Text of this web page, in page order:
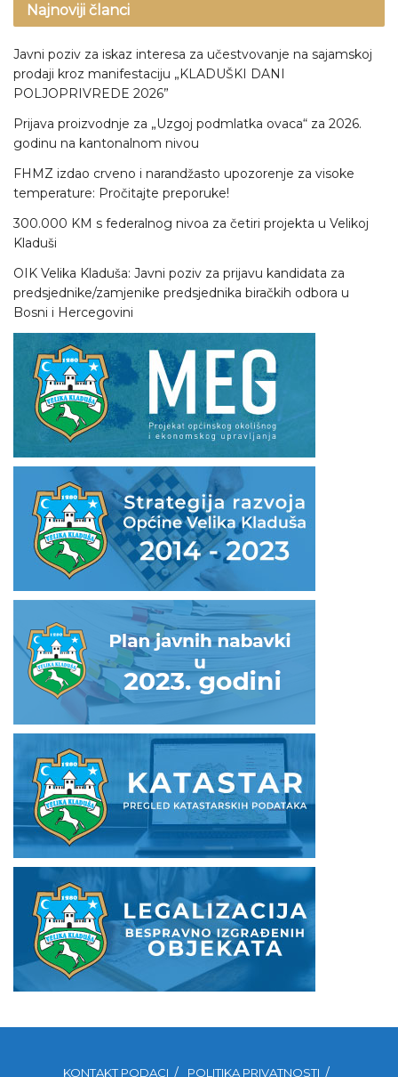
Najnoviji članci
Javni poziv za iskaz interesa za učestvovanje na sajamskoj
prodaji kroz manifestaciju „KLADUŠKI DANI
POLJOPRIVREDE 2026”
Prijava proizvodnje za „Uzgoj podmlatka ovaca“ za 2026.
godinu na kantonalnom nivou
FHMZ izdao crveno i narandžasto upozorenje za visoke
temperature: Pročitajte preporuke!
300.000 KM s federalnog nivoa za četiri projekta u Velikoj
Kladuši
OIK Velika Kladuša: Javni poziv za prijavu kandidata za
predsjednike/zamjenike predsjednika biračkih odbora u
Bosni i Hercegovini
KONTAKT PODACI POLITIKA PRIVATNOSTI